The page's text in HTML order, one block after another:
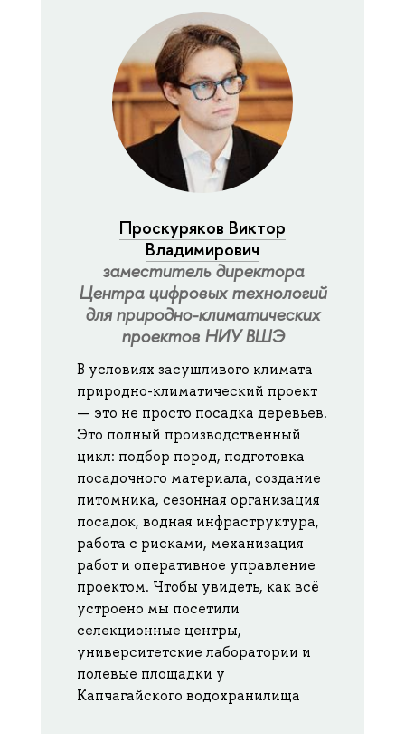
Проскуряков Виктор
Владимирович
заместитель директора
Центра цифровых технологий
для природно-климатических
проектов НИУ ВШЭ
В условиях засушливого климата
природно-климатический проект
— это не просто посадка деревьев.
Это полный производственный
цикл: подбор пород, подготовка
посадочного материала, создание
питомника, сезонная организация
посадок, водная инфраструктура,
работа с рисками, механизация
работ и оперативное управление
проектом. Чтобы увидеть, как всё
устроено мы посетили
селекционные центры,
университетские лаборатории и
полевые площадки у
Капчагайского водохранилища